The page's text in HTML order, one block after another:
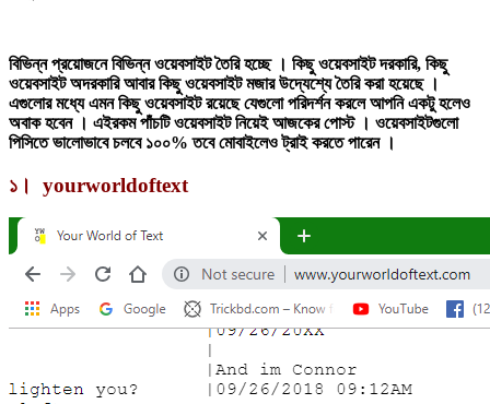
বিভিন্ন প্রয়োজনে বিভিন্ন ওয়েবসাইট তৈরি হচ্ছে । কিছু ওয়েবসাইট দরকারি, কিছু
ওয়েবসাইট অদরকারি আবার কিছু ওয়েবসাইট মজার উদ্যেশ্যে তৈরি করা হয়েছে ।
এগুলোর মধ্যে এমন কিছু ওয়েবসাইট রয়েছে যেগুলো পরিদর্শন করলে আপনি একটু হলেও
অবাক হবেন । এইরকম পাঁচটি ওয়েবসাইট নিয়েই আজকের পোস্ট । ওয়েবসাইটগুলো
পিসিতে ভালোভাবে চলবে ১০০% তবে মোবাইলেও ট্রাই করতে পারেন ।
১। yourworldoftext